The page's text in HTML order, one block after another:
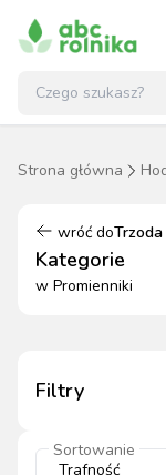
Strona główna
wróć doTrzoda
Kategorie
w Promienniki
Filtry
Sortowanie